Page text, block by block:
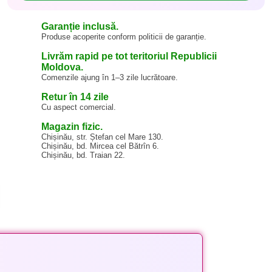
Garanție inclusă.
Produse acoperite conform politicii de garanție.
Livrăm rapid pe tot teritoriul Republicii
Moldova.
Comenzile ajung în 1–3 zile lucrătoare.
Retur în 14 zile
Cu aspect comercial.
Magazin fizic.
Chișinău, str. Ștefan cel Mare 130.
Chișinău, bd. Mircea cel Bătrîn 6.
Chișinău, bd. Traian 22.